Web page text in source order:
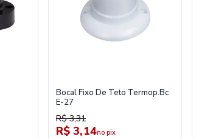
Bocal Fixo De Teto Termop.Bc
E-27
R$ 3,31
R$ 3,14no pix